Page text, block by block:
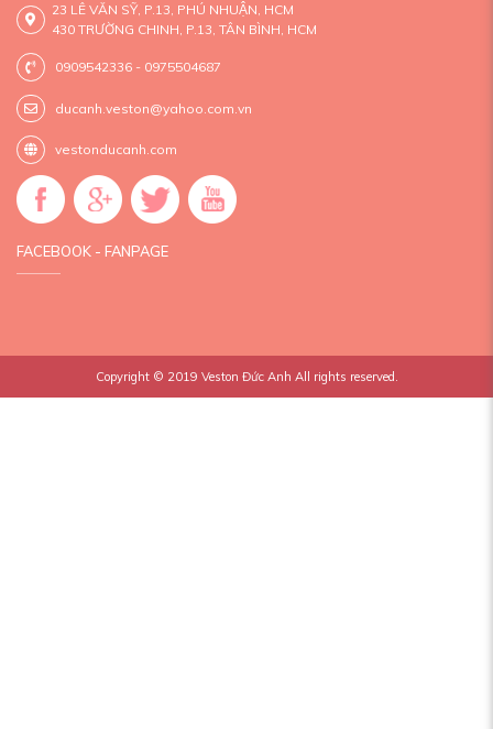
23 LÊ VĂN SỸ, P.13, PHÚ NHUẬN, HCM
430 TRƯỜNG CHINH, P.13, TÂN BÌNH, HCM
0909542336 - 0975504687
ducanh.veston@yahoo.com.vn
vestonducanh.com
FACEBOOK - FANPAGE
Copyright © 2019 Veston Đức Anh All rights reserved.